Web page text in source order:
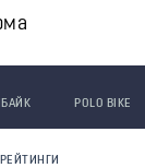
POLO BIKE
РЕЙТИНГИ